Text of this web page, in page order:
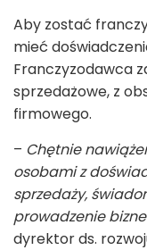
Aby zostać
mieć
Franczyzodawca
sprzedażowe, z
firmowego.
– Chętnie
osobami z
sprzedaży,
prowadzenie
dyrektor ds.